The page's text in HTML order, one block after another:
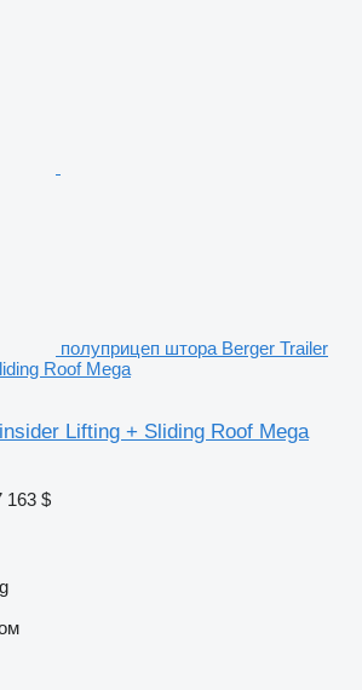
полуприцеп штора Berger Trailer
Roof Mega
Lifting + Sliding Roof Mega
163 $